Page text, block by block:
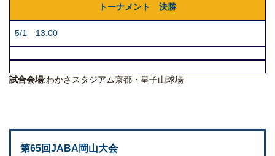
トーナメント 決勝
5/1 13:00
試合会場:わかさスタジアム京都・皇子山球場
第65回JABA岡山大会